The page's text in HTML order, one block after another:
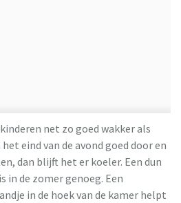
net zo goed wakker als
eind van de avond goed door en
dan blijft het er koeler. Een dun
in de zomer genoeg. Een
in de hoek van de kamer helpt